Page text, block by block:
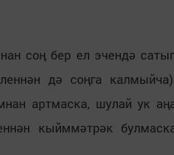
соң бер ел эчендә
дә соңга
артмаска, шулай ук
кыйммәтрәк